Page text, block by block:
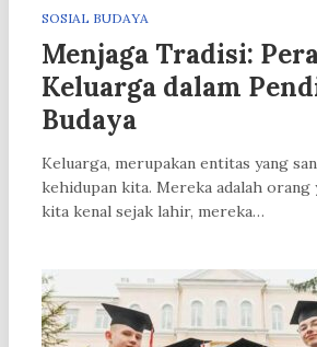
SOSIAL BUDAYA
Menjaga Tradisi:
Keluarga dalam
Budaya
Keluarga, merupakan entitas yang
kehidupan kita. Mereka adalah orang
kita kenal sejak lahir, mereka…